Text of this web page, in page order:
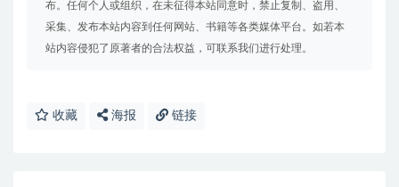
布。任何个人或组织，在未征得本站同意时，禁止复制、盗用、
采集、发布本站内容到任何网站、书籍等各类媒体平台。如若本
站内容侵犯了原著者的合法权益，可联系我们进行处理。
收藏 海报 链接